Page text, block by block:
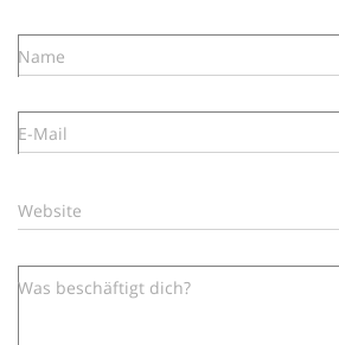
Name
E-Mail
Website
Was beschäftigt dich?